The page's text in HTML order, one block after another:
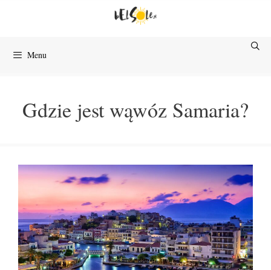
Menu
Gdzie jest wąwóz Samaria?